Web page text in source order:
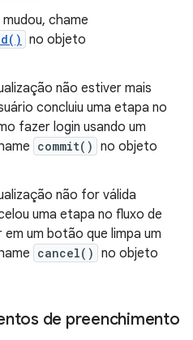
chame
no objeto
não estiver mais
concluiu uma etapa no
fazer login usando um
commit() no objeto
não for válida
uma etapa no fluxo de
um botão que limpa um
cancel() no objeto
de preenchimento